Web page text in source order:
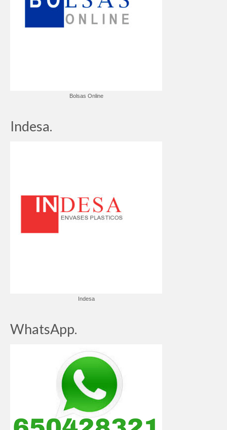
Bolsas Online
Indesa.
Indesa
WhatsApp.